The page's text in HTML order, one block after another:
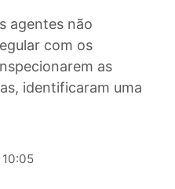
agentes não
com os
inspecionarem as
identificaram